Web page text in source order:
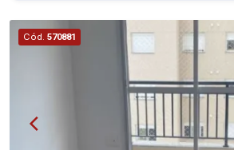
Cód. 570881